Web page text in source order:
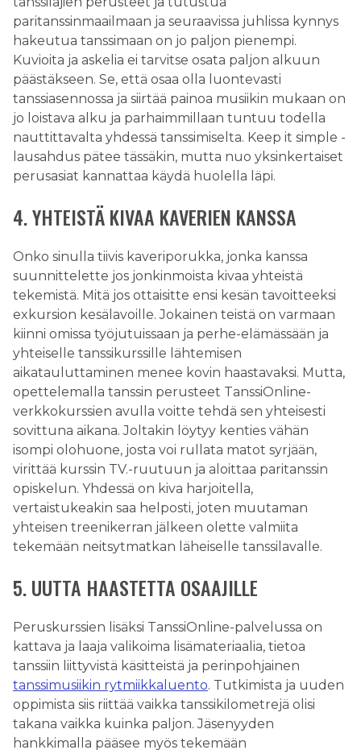
paritanssinmaailmaan ja seuraavissa juhlissa kynnys
hakeutua tanssimaan on jo paljon pienempi.
Kuvioita ja askelia ei tarvitse osata paljon alkuun
päästäkseen. Se, että osaa olla luontevasti
tanssiasennossa ja siirtää painoa musiikin mukaan on
jo loistava alku ja parhaimmillaan tuntuu todella
nauttittavalta yhdessä tanssimiselta. Keep it simple -
lausahdus pätee tässäkin, mutta nuo yksinkertaiset
perusasiat kannattaa käydä huolella läpi.
4. YHTEISTÄ KIVAA KAVERIEN KANSSA
Onko sinulla tiivis kaveriporukka, jonka kanssa
suunnittelette jos jonkinmoista kivaa yhteistä
tekemistä. Mitä jos ottaisitte ensi kesän tavoitteeksi
exkursion kesälavoille. Jokainen teistä on varmaan
kiinni omissa työjutuissaan ja perhe-elämässään ja
yhteiselle tanssikurssille lähtemisen
aikatauluttaminen menee kovin haastavaksi. Mutta,
opettelemalla tanssin perusteet TanssiOnline-
verkkokurssien avulla voitte tehdä sen yhteisesti
sovittuna aikana. Joltakin löytyy kenties vähän
isompi olohuone, josta voi rullata matot syrjään,
virittää kurssin TV.-ruutuun ja aloittaa paritanssin
opiskelun. Yhdessä on kiva harjoitella,
vertaistukeakin saa helposti, joten muutaman
yhteisen treenikerran jälkeen olette valmiita
tekemään neitsytmatkan läheiselle tanssilavalle.
5. UUTTA HAASTETTA OSAAJILLE
Peruskurssien lisäksi TanssiOnline-palvelussa on
kattava ja laaja valikoima lisämateriaalia, tietoa
tanssiin liittyvistä käsitteistä ja perinpohjainen
tanssimusiikin rytmiikkaluento. Tutkimista ja uuden
oppimista siis riittää vaikka tanssikilometrejä olisi
takana vaikka kuinka paljon. Jäsenyyden
hankkimalla pääsee myös tekemään